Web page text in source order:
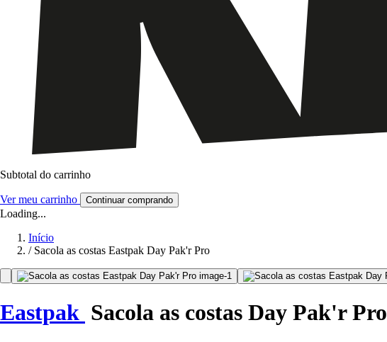
Subtotal do carrinho
Ver meu carrinho Continuar comprando
Loading...
Início
/ Sacola as costas Eastpak Day Pak'r Pro
Eastpak Sacola as costas Day Pak'r Pro